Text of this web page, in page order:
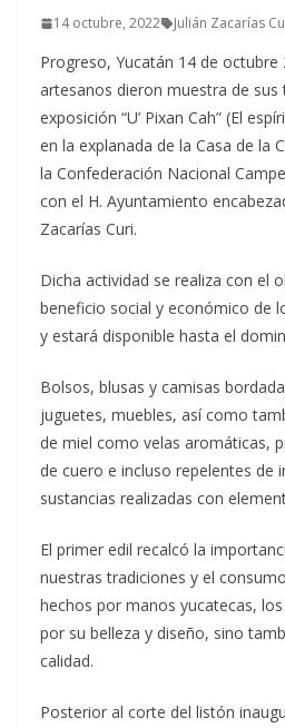
14 octubre, 2022 Julián Zacarías
Progreso, Yucatán 14 de octubre
artesanos dieron muestra de
exposición “U’ Pixan Cah” (El
en la explanada de la Casa de la
la Confederación Nacional
con el H. Ayuntamiento
Zacarías Curi.
Dicha actividad se realiza con el
beneficio social y económico de
y estará disponible hasta el
Bolsos, blusas y camisas
juguetes, muebles, así como
de miel como velas aromáticas,
de cuero e incluso repelentes de
sustancias realizadas con
El primer edil recalcó la
nuestras tradiciones y el
hechos por manos yucatecas,
por su belleza y diseño, sino
calidad.
Posterior al corte del listón